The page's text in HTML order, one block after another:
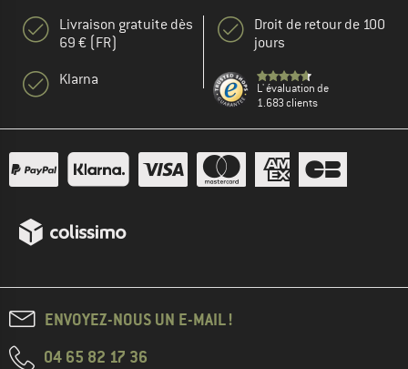
Livraison gratuite dès
69 € (FR)
Klarna
Droit de retour de 100
jours
L' évaluation de
1.683 clients
ENVOYEZ-NOUS UN E-MAIL !
04 65 82 17 36